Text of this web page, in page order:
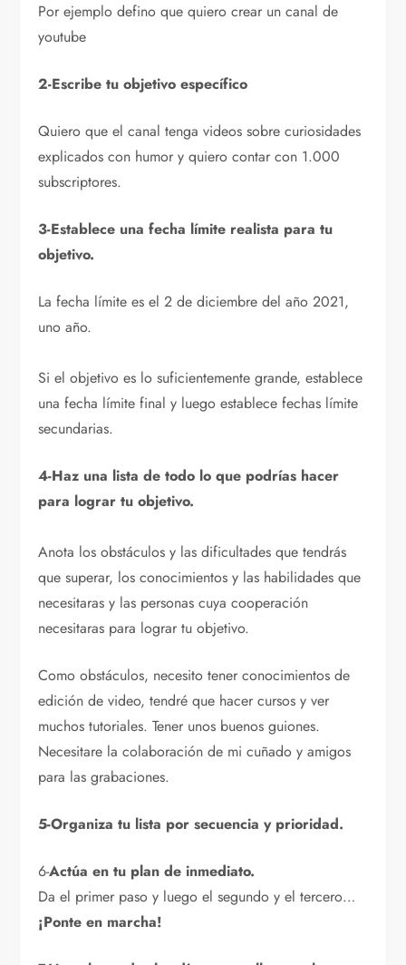
Por ejemplo defino que quiero crear un canal de
youtube
2-Escribe tu objetivo específico
Quiero que el canal tenga videos sobre curiosidades
explicados con humor y quiero contar con 1.000
subscriptores.
3-Establece una fecha límite realista para tu
objetivo.
La fecha límite es el 2 de diciembre del año 2021,
uno año.
Si el objetivo es lo suficientemente grande, establece
una fecha límite final y luego establece fechas límite
secundarias.
4-Haz una lista de todo lo que podrías hacer
para lograr tu objetivo.
Anota los obstáculos y las dificultades que tendrás
que superar, los conocimientos y las habilidades que
necesitaras y las personas cuya cooperación
necesitaras para lograr tu objetivo.
Como obstáculos, necesito tener conocimientos de
edición de video, tendré que hacer cursos y ver
muchos tutoriales. Tener unos buenos guiones.
Necesitare la colaboración de mi cuñado y amigos
para las grabaciones.
5-Organiza tu lista por secuencia y prioridad.
6-Actúa en tu plan de inmediato.
Da el primer paso y luego el segundo y el tercero…
¡Ponte en marcha!